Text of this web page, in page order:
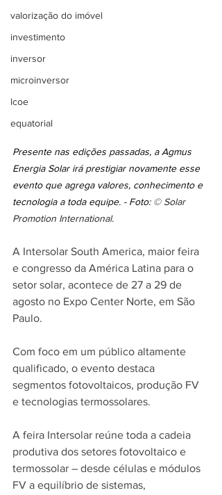
valorização do imóvel
investimento
inversor
microinversor
lcoe
equatorial
Presente nas edições passadas, a Agmus
Energia Solar irá prestigiar novamente esse
evento que agrega valores, conhecimento e
tecnologia a toda equipe. - Foto: © Solar
Promotion International.
A Intersolar South America, maior feira
e congresso da América Latina para o
setor solar, acontece de 27 a 29 de
agosto no Expo Center Norte, em São
Paulo.
Com foco em um público altamente
qualificado, o evento destaca
segmentos fotovoltaicos, produção FV
e tecnologias termossolares.
A feira Intersolar reúne toda a cadeia
produtiva dos setores fotovoltaico e
termossolar – desde células e módulos
FV a equilíbrio de sistemas,